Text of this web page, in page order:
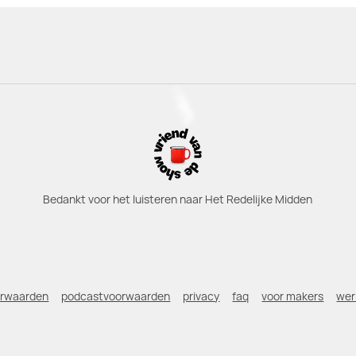
Bedankt voor het luisteren naar Het Redelijke Midden
podcastvoorwaarden privacy faq voor makers